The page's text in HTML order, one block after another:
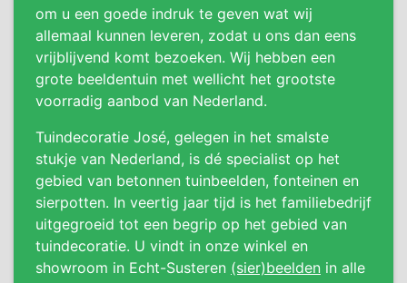
om u een goede indruk te geven wat wij
allemaal kunnen leveren, zodat u ons dan eens
vrijblijvend komt bezoeken. Wij hebben een
grote beeldentuin met wellicht het grootste
voorradig aanbod van Nederland.
Tuindecoratie José, gelegen in het smalste
stukje van Nederland, is dé specialist op het
gebied van betonnen tuinbeelden, fonteinen en
sierpotten. In veertig jaar tijd is het familiebedrijf
uitgegroeid tot een begrip op het gebied van
tuindecoratie. U vindt in onze winkel en
showroom in Echt-Susteren (sier)beelden in alle